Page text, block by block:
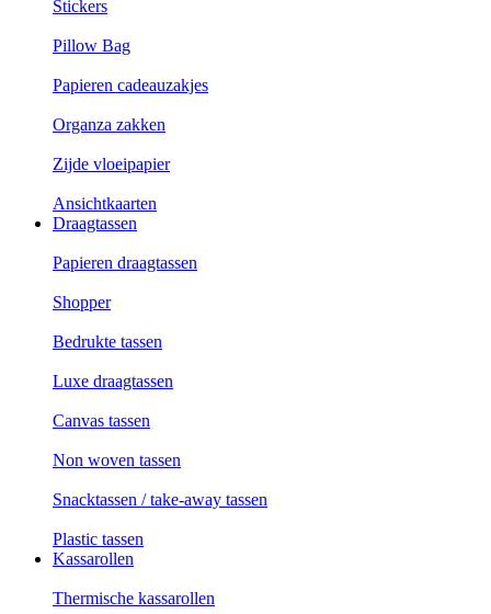
Stickers
Pillow Bag
Papieren cadeauzakjes
Organza zakken
Zijde vloeipapier
Ansichtkaarten
Draagtassen
Papieren draagtassen
Shopper
Bedrukte tassen
Luxe draagtassen
Canvas tassen
Non woven tassen
Snacktassen / take-away tassen
Plastic tassen
Kassarollen
Thermische kassarollen